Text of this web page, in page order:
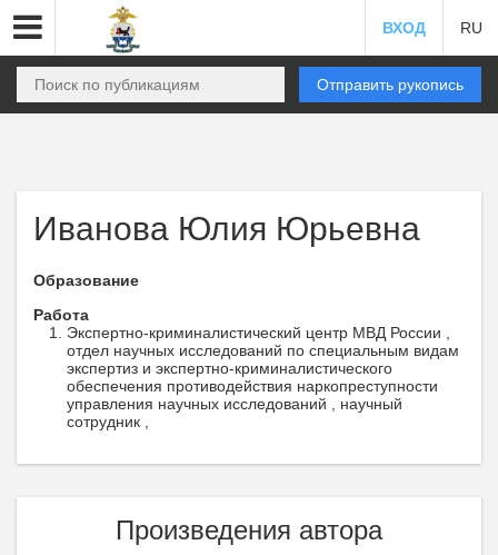
ВХОД RU
Отправить рукопись
Иванова Юлия Юрьевна
Образование
Работа
Экспертно-криминалистический центр МВД России ,
отдел научных исследований по специальным видам
экспертиз и экспертно-криминалистического
обеспечения противодействия наркопреступности
управления научных исследований , научный
сотрудник ,
Произведения автора